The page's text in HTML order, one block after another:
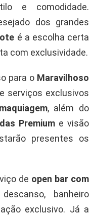
e comodidade.
dos grandes
é a escolha certa
com exclusividade.
para o Maravilhoso
serviços exclusivos
maquiagem, além do
Premium e visão
presentes os
de open bar com
banheiro
exclusivo. Já a